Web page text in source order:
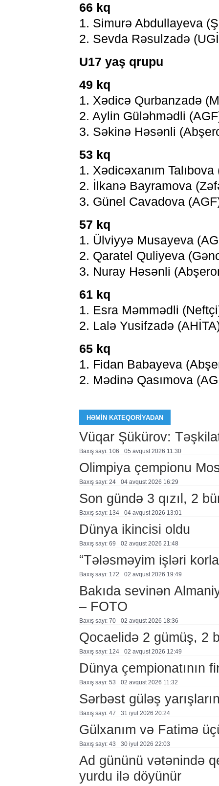
66 kq
1. Simurə Abdullayeva
2. Sevda Rəsulzadə
U17 yaş qrupu
49 kq
1. Xədicə Qurbanzadə
2. Aylin Güləhmədli
3. Səkinə Həsənli
53 kq
1. Xədicəxanım
2. İlkanə Bayramova
3. Günel Cavadova
57 kq
1. Ülviyyə Musayeva
2. Qaratel Quliyeva
3. Nuray Həsənli
61 kq
1. Esra Məmmədli
2. Lalə Yusifzadə
65 kq
1. Fidan Babayeva
2. Mədinə Qasımova
HƏMIN KATEQORIYADAN
Vüqar Şükürov:
Baxış sayı: 106 05 avqust 2026 11:30
Olimpiya çempionu
Baxış sayı: 24 04 avqust 2026 16:29
Son gündə 3 qızıl, 2
Baxış sayı: 134 04 avqust 2026 13:01
Dünya ikincisi oldu
Baxış sayı: 69 02 avqust 2026 21:48
“Tələsməyim işləri
Baxış sayı: 172 02 avqust 2026 19:49
Bakıda sevinən
– FOTO
Baxış sayı: 70 02 avqust 2026 18:36
Qocaelidə 2 gümüş, 2
Baxış sayı: 124 02 avqust 2026 12:49
Dünya çempionatının
Baxış sayı: 53 02 avqust 2026 11:32
Sərbəst güləş
Baxış sayı: 47 31 i̇yul 2026 20:24
Gülxanım və Fatimə
Baxış sayı: 43 30 i̇yul 2026 22:03
Ad gününü vətənində
yurdu ilə döyünür